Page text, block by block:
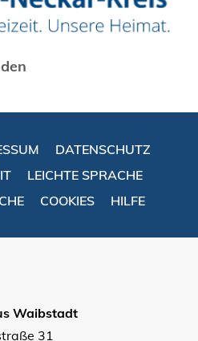
DATENSCHUTZ
LEICHTE SPRACHE
COOKIES HILFE
Waibstadt
31